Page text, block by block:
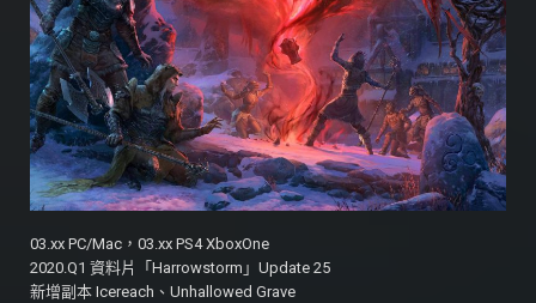
03.xx PC/Mac，03.xx PS4 XboxOne
2020.Q1 資料片「Harrowstorm」Update 25
新增副本 Icereach、Unhallowed Grave